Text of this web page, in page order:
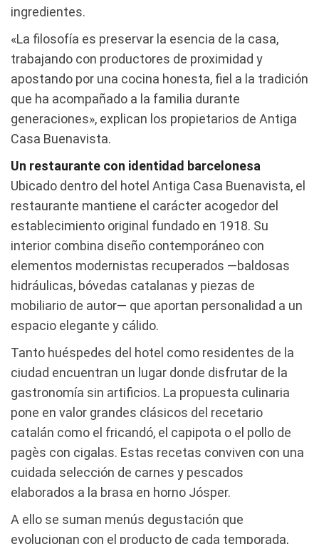
ingredientes.
«La filosofía es preservar la esencia de la casa,
trabajando con productores de proximidad y
apostando por una cocina honesta, fiel a la tradición
que ha acompañado a la familia durante
generaciones», explican los propietarios de Antiga
Casa Buenavista.
Un restaurante con identidad barcelonesa
Ubicado dentro del hotel Antiga Casa Buenavista, el
restaurante mantiene el carácter acogedor del
establecimiento original fundado en 1918. Su
interior combina diseño contemporáneo con
elementos modernistas recuperados —baldosas
hidráulicas, bóvedas catalanas y piezas de
mobiliario de autor— que aportan personalidad a un
espacio elegante y cálido.
Tanto huéspedes del hotel como residentes de la
ciudad encuentran un lugar donde disfrutar de la
gastronomía sin artificios. La propuesta culinaria
pone en valor grandes clásicos del recetario
catalán como el fricandó, el capipota o el pollo de
pagès con cigalas. Estas recetas conviven con una
cuidada selección de carnes y pescados
elaborados a la brasa en horno Jósper.
A ello se suman menús degustación que
evolucionan con el producto de cada temporada,